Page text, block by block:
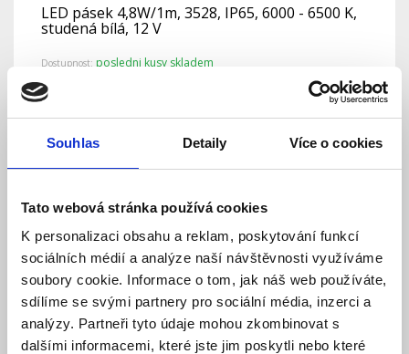
Souhlas Detaily Více o cookies
Tato webová stránka používá cookies
K personalizaci obsahu a reklam, poskytování funkcí
sociálních médií a analýze naší návštěvnosti využíváme
soubory cookie. Informace o tom, jak náš web používáte,
sdílíme se svými partnery pro sociální média, inzerci a
analýzy. Partneři tyto údaje mohou zkombinovat s
dalšími informacemi, které jste jim poskytli nebo které
LED pásek 4,8W/1m, 3528, IP65, 6000 - 6500 K,
studená bílá, 12 V
Dostupnost: posledni kusy skladem
125 Kč
165 Kč